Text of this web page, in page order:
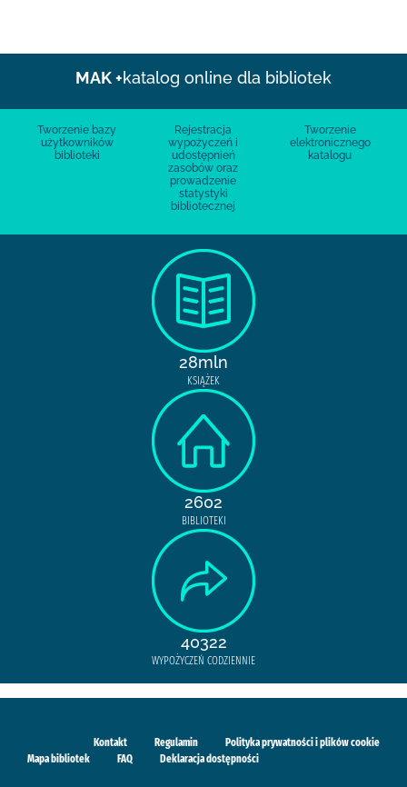
MAK +katalog online dla bibliotek
Tworzenie bazy
użytkowników
biblioteki
Rejestracja
wypożyczeń i
udostępnień
zasobów oraz
prowadzenie
statystyki
bibliotecznej
Tworzenie
elektronicznego
katalogu
28mln
KSIĄŻEK
2602
BIBLIOTEKI
40322
WYPOŻYCZEŃ CODZIENNIE
Kontakt Regulamin
Polityka prywatności i plików cookie
Mapa bibliotek
FAQ Deklaracja dostępności